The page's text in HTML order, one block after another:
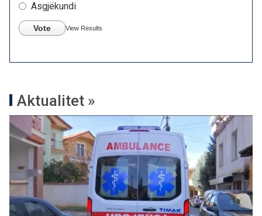
Asgjëkundi
Vote View Results
Aktualitet »